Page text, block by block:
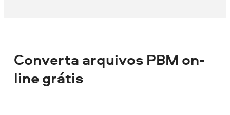
Converta arquivos PBM on-
line grátis